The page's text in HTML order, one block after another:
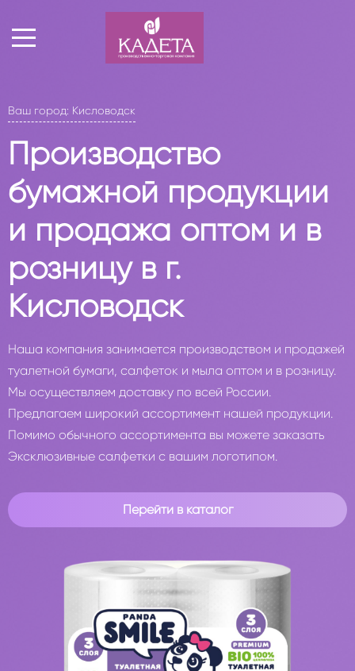
Ваш город: Кисловодск
Производство
бумажной продукции
и продажа оптом и в
розницу в г.
Кисловодск
Наша компания занимается производством и продажей
туалетной бумаги, салфеток и мыла оптом и в розницу.
Мы осуществляем доставку по всей России.
Предлагаем широкий ассортимент нашей продукции.
Помимо обычного ассортимента вы можете заказать
Эксклюзивные салфетки с вашим логотипом.
Перейти в каталог